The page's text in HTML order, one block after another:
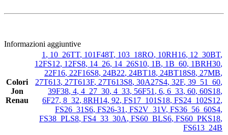
Informazioni aggiuntive
Colori
Jon
Renau
1 , 10_26TT, 101F48T, 103_18RO, 10RH16, 12_30BT,
12FS12, 12FS8, 14_26, 14_26S10, 1B, 1B_60, 1BRH30,
22F16, 22F16S8, 24B22, 24BT18, 24BT18S8, 27MB,
27T613, 27T613F, 27T613S8, 30A27S4, 32F, 39_51_60,
39F38, 4, 4_27_30, 4_33, 56F51 , 6, 6_33, 60, 60S18,
6F27, 8_32, 8RH14, 92, FS17_101S18, FS24_102S12,
FS26_31S6, FS26-31 , FS2V_31V, FS36_56_60S4,
FS38_PLS8, FS4_33_30A, FS60_BLS6, FS60_PKS18,
FS613_24B